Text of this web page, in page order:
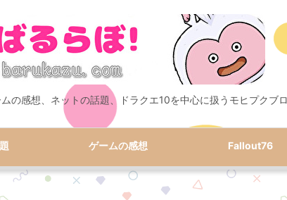
の感想、ネットの話題、ドラクエ10を中心に扱うモヒプクブ
ゲームの感想 Fallout76